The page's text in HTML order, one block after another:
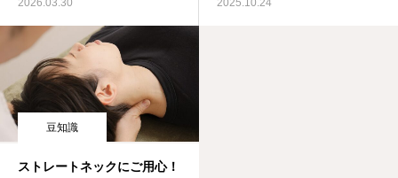
2026.03.30 2025.10.24
豆知識
ストレートネックにご用心！